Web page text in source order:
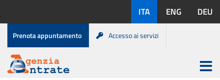
contenuto
disponibili:
ITA ENG DEU
Menu
di
servizio
Prenota appuntamento Accesso ai servizi
Apri
menu